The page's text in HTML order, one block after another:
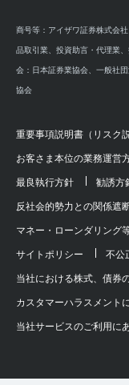
商号等：アイザワ証券株式会
品取引業、投資助言・代理業
会：日本証券業協会、一般社
協会
重要事項説明書（リスク説
お客さま本位の業務運営
最良執行方針 勧誘方
反社会的勢力との関係遮
マネー・ローンダリング
サイトポリシー 不公
当社における株式、債券
カスタマーハラスメント
当社サービスのご利用に